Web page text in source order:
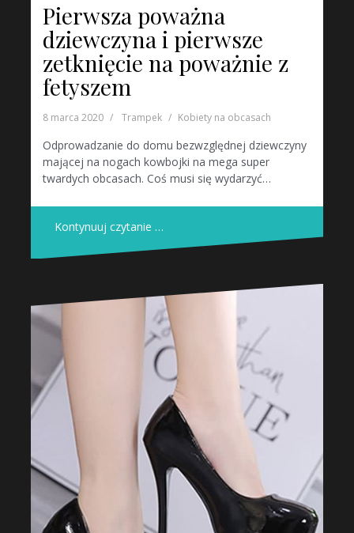
Pierwsza poważna
dziewczyna i pierwsze
zetknięcie na poważnie z
fetyszem
8 marca 2020 Trampek Kobiety na obcasach
Odprowadzanie do domu bezwzględnej dziewczyny
mającej na nogach kowbojki na mega super
twardych obcasach. Coś musi się wydarzyć…
Kontynuuj czytanie …